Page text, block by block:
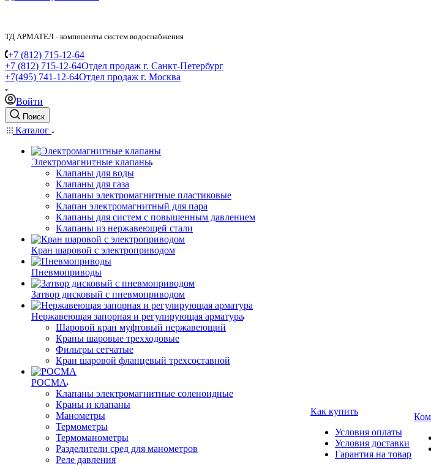
ТД АРМАТЕЛ - компоненты систем водоснабжения
+7 (812) 715-12-64
+7 (812) 715-12-64Отдел продаж г. Санкт-Петербург
+7(495) 741-12-64Отдел продаж г. Москва
Войти
Поиск
Каталог
Электромагнитные клапаны
Клапаны для воды
Клапаны для газа
Клапаны электромагнитные пластиковые
Клапан электромагнитный для пара
Клапаны для систем с повышенным давлением
Клапаны из нержавеющей стали
Кран шаровой с электроприводом
Пневмоприводы
Затвор дисковый с пневмоприводом
Нержавеющая запорная и регулирующая арматура
Шаровой кран муфтовый нержавеющий
Краны шаровые трехходовые
Фильтры сетчатые
Кран шаровой фланцевый трехсоставной
РОСМА
Клапаны электромагнитные соленоидные
Краны и клапаны
Манометры
Термометры
Термоманометры
Разделители сред для манометров
Реле давления
Как купить
Условия оплаты
Условия доставки
Гарантия на товар